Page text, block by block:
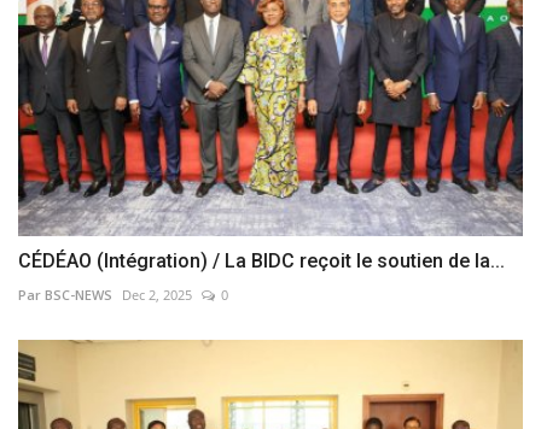
CÉDÉAO (Intégration) / La BIDC reçoit le soutien de la...
Par BSC-NEWS Dec 2, 2025 0